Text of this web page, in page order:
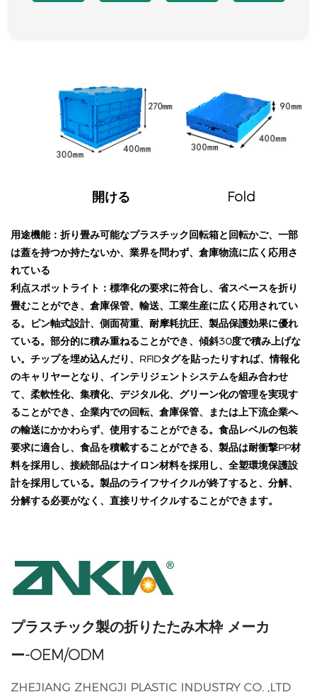
開ける Fold
用途機能：折り畳み可能なプラスチック回転箱と回転かご、一部
は蓋を持つか持たないか、業界を問わず、倉庫物流に広く応用さ
れている
利点スポットライト：標準化の要求に符合し、省スペースを折り
畳むことができ、倉庫保管、輸送、工業生産に広く応用されてい
る。ピン軸式設計、側面荷重、耐摩耗抗圧、製品保護効果に優れ
ている。部分的に積み重ねることができ、傾斜30度で積み上げな
い。チップを埋め込んだり、RFIDタグを貼ったりすれば、情報化
のキャリヤーとなり、インテリジェントシステムを組み合わせ
て、柔軟性化、集積化、デジタル化、グリーン化の管理を実現す
ることができ、企業内での回転、倉庫保管、または上下流企業へ
の輸送にかかわらず、使用することができる。食品レベルの包装
要求に適合し、食品を積載することができる、製品は耐衝撃PP材
料を採用し、接続部品はナイロン材料を採用し、全塑環境保護設
計を採用している。製品のライフサイクルが終了すると、分解、
分解する必要がなく、直接リサイクルすることができます。
プラスチック製の折りたたみ木枠 メーカ
ー-OEM/ODM
ZHEJIANG ZHENGJI PLASTIC INDUSTRY CO. ,LTD